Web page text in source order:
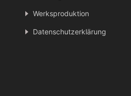
Werksproduktion
Datenschutzerklärung